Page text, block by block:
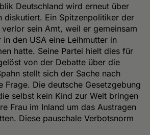
Deutschland wird erneut über
diskutiert. Ein Spitzenpolitiker der
verlor sein Amt, weil er gemeinsam
in den USA eine Leihmutter in
hatte. Seine Partei hielt dies für
von der Debatte über die
stellt sich der Sache nach
Frage. Die deutsche Gesetzgebung
selbst kein Kind zur Welt bringen
Frau im Inland um das Austragen
Diese pauschale Verbotsnorm